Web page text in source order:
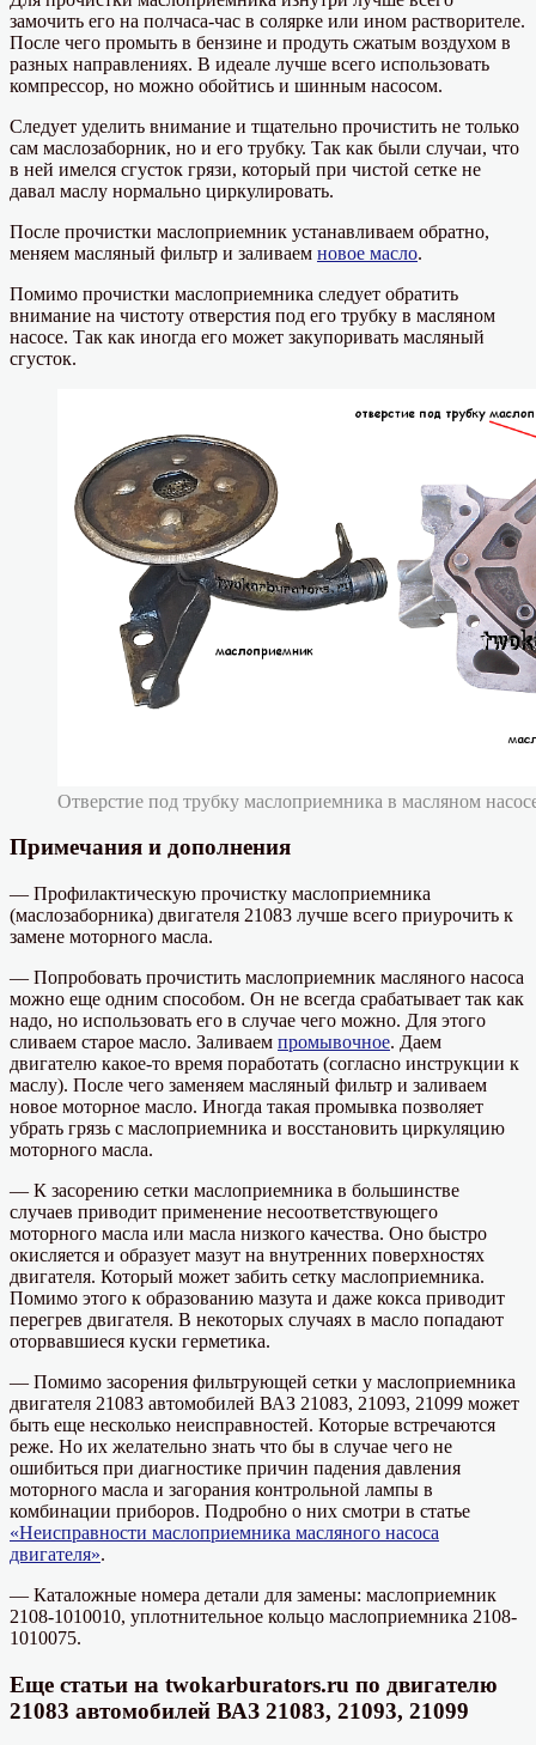
замочить его на полчаса-час в солярке или ином растворителе.
После чего промыть в бензине и продуть сжатым воздухом в
разных направлениях. В идеале лучше всего использовать
компрессор, но можно обойтись и шинным насосом.
Следует уделить внимание и тщательно прочистить не только
сам маслозаборник, но и его трубку. Так как были случаи, что
в ней имелся сгусток грязи, который при чистой сетке не
давал маслу нормально циркулировать.
После прочистки маслоприемник устанавливаем обратно,
меняем масляный фильтр и заливаем новое масло.
Помимо прочистки маслоприемника следует обратить
внимание на чистоту отверстия под его трубку в масляном
насосе. Так как иногда его может закупоривать масляный
сгусток.
Отверстие под трубку маслоприемника в масляном
Примечания и дополнения
— Профилактическую прочистку маслоприемника
(маслозаборника) двигателя 21083 лучше всего приурочить к
замене моторного масла.
— Попробовать прочистить маслоприемник масляного насоса
можно еще одним способом. Он не всегда срабатывает так как
надо, но использовать его в случае чего можно. Для этого
сливаем старое масло. Заливаем промывочное. Даем
двигателю какое-то время поработать (согласно инструкции к
маслу). После чего заменяем масляный фильтр и заливаем
новое моторное масло. Иногда такая промывка позволяет
убрать грязь с маслоприемника и восстановить циркуляцию
моторного масла.
— К засорению сетки маслоприемника в большинстве
случаев приводит применение несоответствующего
моторного масла или масла низкого качества. Оно быстро
окисляется и образует мазут на внутренних поверхностях
двигателя. Который может забить сетку маслоприемника.
Помимо этого к образованию мазута и даже кокса приводит
перегрев двигателя. В некоторых случаях в масло попадают
оторвавшиеся куски герметика.
— Помимо засорения фильтрующей сетки у маслоприемника
двигателя 21083 автомобилей ВАЗ 21083, 21093, 21099 может
быть еще несколько неисправностей. Которые встречаются
реже. Но их желательно знать что бы в случае чего не
ошибиться при диагностике причин падения давления
моторного масла и загорания контрольной лампы в
комбинации приборов. Подробно о них смотри в статье
«Неисправности маслоприемника масляного насоса
двигателя».
— Каталожные номера детали для замены: маслоприемник
2108-1010010, уплотнительное кольцо маслоприемника 2108-
1010075.
Еще статьи на twokarburators.ru по двигателю
21083 автомобилей ВАЗ 21083, 21093, 21099